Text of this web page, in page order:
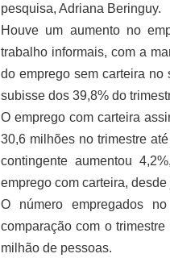
pesquisa, Adriana Beringuy.
Houve um aumento no
trabalho informais, com a
do emprego sem carteira
subisse dos 39,8% do
O emprego com carteira
30,6 milhões no trimestre
contingente aumentou
emprego com carteira,
O número empregados
comparação com o
milhão de pessoas.